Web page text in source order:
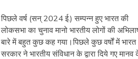
पिछले वर्ष (सन् 2024 ई.) सम्पन्न हुए भारत की
लोकसभा का चुनाव मानो भारतीय लोगों की
बारे में बहुत कुछ कह गया।पिछले कुछ वर्षों में भारत
सरकार ने भारतीय संविधान के द्वारा दिये गए मानव